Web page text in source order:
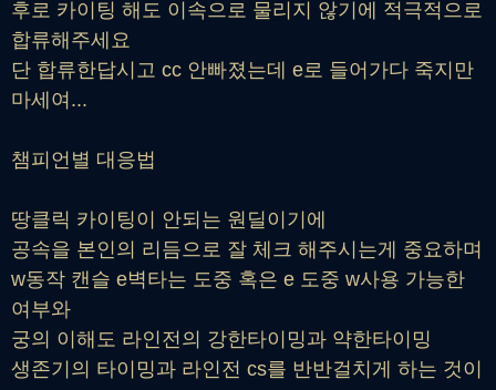
후로 카이팅 해도 이속으로 물리지 않기에 적극적으로
합류해주세요
단 합류한답시고 cc 안빠졌는데 e로 들어가다 죽지만
마세여...
챔피언별 대응법
땅클릭 카이팅이 안되는 원딜이기에
공속을 본인의 리듬으로 잘 체크 해주시는게 중요하며
w동작 캔슬 e벽타는 도중 혹은 e 도중 w사용 가능한
여부와
궁의 이해도 라인전의 강한타이밍과 약한타이밍
생존기의 타이밍과 라인전 cs를 반반걸치게 하는 것이